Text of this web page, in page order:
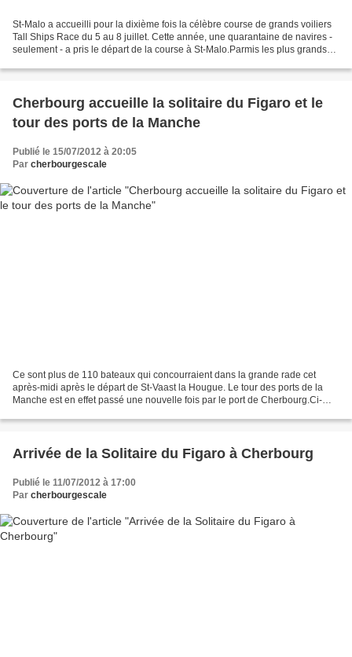
St-Malo a accueilli pour la dixième fois la célèbre course de grands voiliers
Tall Ships Race du 5 au 8 juillet. Cette année, une quarantaine de navires -
seulement - a pris le départ de la course à St-Malo.Parmis les plus grands
Cherbourg accueille la solitaire du Figaro et le
tour des ports de la Manche
Publié le 15/07/2012 à 20:05
Par cherbourgescale
Ce sont plus de 110 bateaux qui concourraient dans la grande rade cet
après-midi après le départ de St-Vaast la Hougue. Le tour des ports de la
Manche est en effet passé une nouvelle fois par le port de Cherbourg.Ci-
Arrivée de la Solitaire du Figaro à Cherbourg
Publié le 11/07/2012 à 17:00
Par cherbourgescale